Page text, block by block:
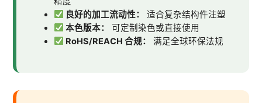
良好的加工流动性：
适合复杂结构件注塑
本色版本：
可定制染色或直接使用
RoHS/REACH 合规：
满足全球环保法规